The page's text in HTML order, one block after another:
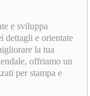
e sviluppa
dettagli e orientate
la tua
offriamo un
per stampa e